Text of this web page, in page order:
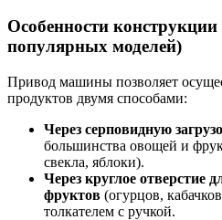
Особенности
популярных моделей)
Привод машины позволяет
продуктов двумя способами:
Через серповидную
большинства овощей и
свекла, яблоки).
Через круглое
фруктов (огурцов,
толкателем с ручкой.